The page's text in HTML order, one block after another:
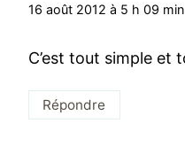
16 août 2012 à 5 h 09 min
C’est tout simple et
Répondre